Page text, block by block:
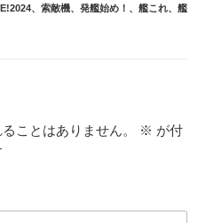
、 索敵機、発艦始め！ 、 艦これ、 艦
ことはありません。 ※ が付